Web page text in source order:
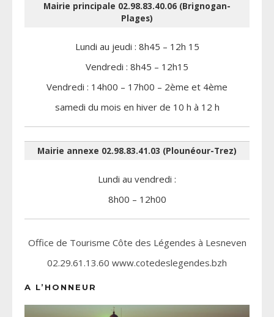
Mairie principale 02.98.83.40.06 (Brignogan-
Plages)
Lundi au jeudi : 8h45 – 12h 15
Vendredi : 8h45 – 12h15
Vendredi : 14h00 – 17h00 – 2ème et 4ème
samedi du mois en hiver de 10 h à 12 h
Mairie annexe 02.98.83.41.03 (Plounéour-Trez)
Lundi au vendredi :
8h00 – 12h00
Office de Tourisme Côte des Légendes à Lesneven
02.29.61.13.60 www.cotedeslegendes.bzh
A L’HONNEUR